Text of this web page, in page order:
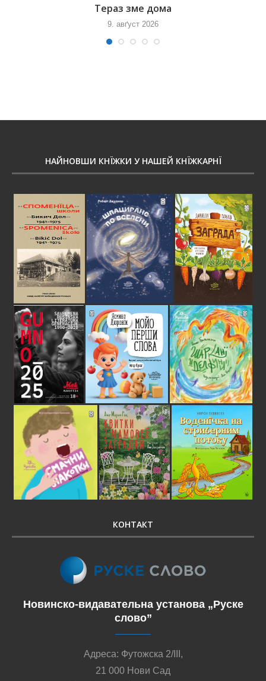
Тераз зме дома
9. авґуст 2026
НАЙНОВШИ КНЇЖКИ У НАШЕЙ КНЇЖКАРНЇ
КОНТАКТ
Новинско-видавательна установа „Руске
слово”
Адреса: Футожска 2/III,
21 000 Нови Сад